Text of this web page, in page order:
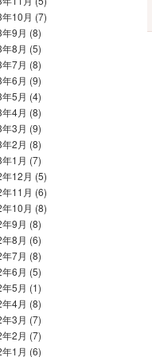
10月 (7)
9月 (8)
8月 (5)
7月 (8)
6月 (9)
5月 (4)
4月 (8)
3月 (9)
2月 (8)
1月 (7)
12月 (5)
11月 (6)
10月 (8)
9月 (8)
8月 (6)
7月 (8)
6月 (5)
5月 (1)
4月 (8)
3月 (7)
2月 (7)
1月 (6)